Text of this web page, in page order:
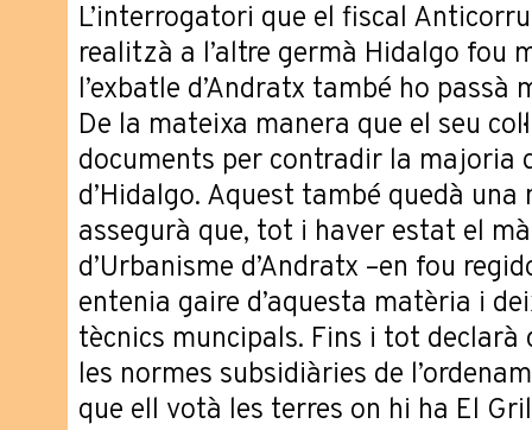
L’interrogatori que el fiscal
realitzà a l’altre germà Hidalgo fou
l’exbatle d’Andratx també ho
De la mateixa manera que el seu
documents per contradir la majoria
d’Hidalgo. Aquest també quedà
assegurà que, tot i haver estat el
d’Urbanisme d’Andratx –en fou
entenia gaire d’aquesta matèria i
tècnics muncipals. Fins i tot declarà
les normes subsidiàries de
que ell votà les terres on hi ha El